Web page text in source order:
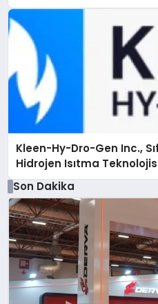
Kleen-Hy-Dro-Gen Inc.,
Hidrojen Isıtma
Düzenleyici Onaylarını
Son Dakika